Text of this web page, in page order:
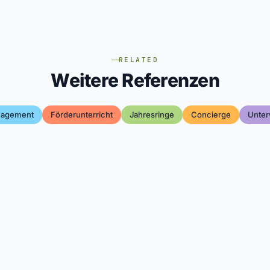
RELATED
Weitere Referenzen
Förderunterricht Jahresringe Concierge